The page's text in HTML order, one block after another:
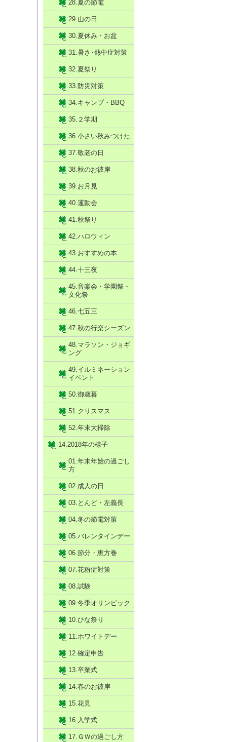
28.夏の節電
29.山の日
30.夏休み・お盆
31.暑さ･熱中症対策
32.夏祭り
33.防災対策
34.キャンプ・BBQ
35.２学期
36.小さい秋みつけた
37.敬老の日
38.秋のお彼岸
39.お月見
40.運動会
41.秋祭り
42.ハロウィン
43.おすすめの本
44.十三夜
45.音楽会・学園祭・
文化祭
46.七五三
47.秋の行楽シーズン
48.マラソン・ジョギ
ング
49.イルミネーション
イベント
50.御歳暮
51.クリスマス
52.年末大掃除
14.2018年の様子
01.年末年始の過ごし
方
02.成人の日
03.とんど・左義長
04.冬の節電対策
05.バレンタインデー
06.節分・恵方巻
07.花粉症対策
08.試験
09.冬季オリンピック
10.ひな祭り
11.ホワイトデー
12.確定申告
13.卒業式
14.春のお彼岸
15.花見
16.入学式
17.ＧＷの過ごし方